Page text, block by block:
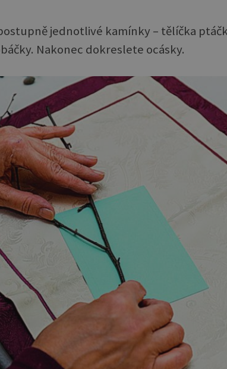
jednotlivé kamínky – tělíčka
Nakonec dokreslete ocásky.